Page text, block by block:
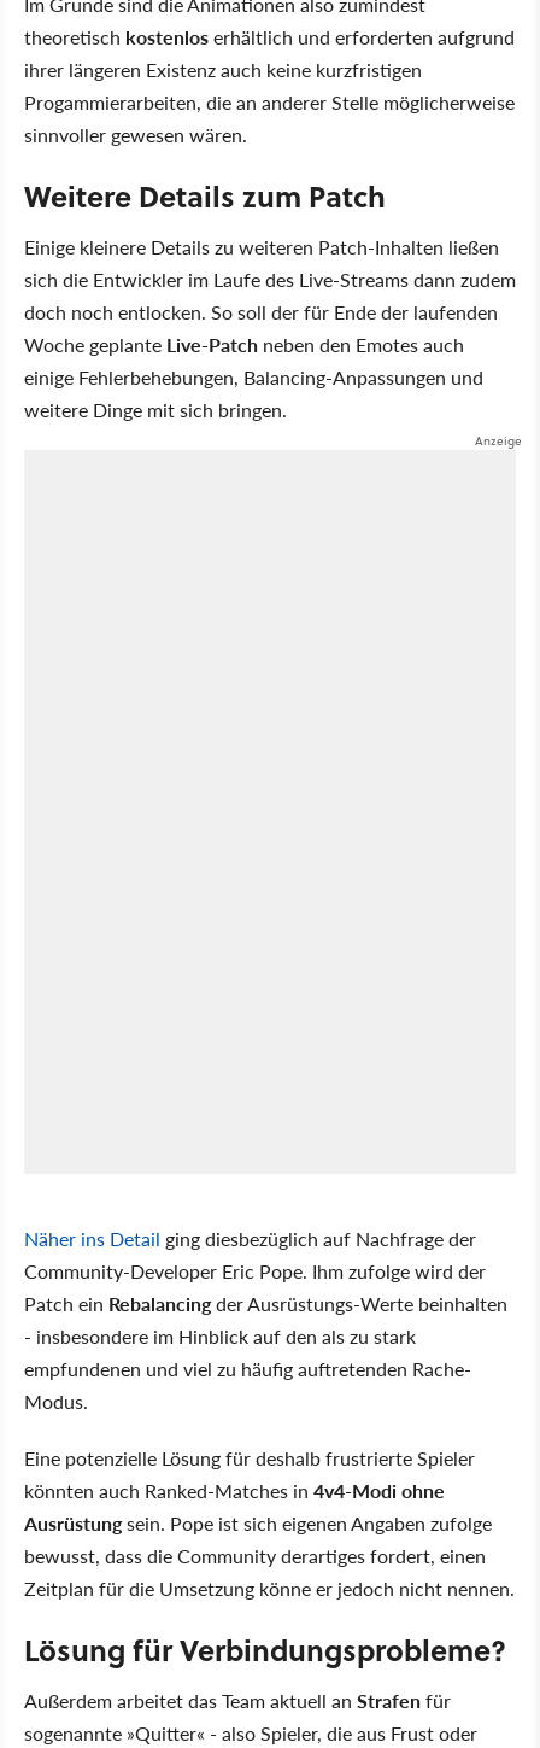
theoretisch kostenloserhältlich und erforderten aufgrund
ihrer längeren Existenz auch keine kurzfristigen
Progammierarbeiten, die an anderer Stelle möglicherweise
sinnvoller gewesen wären.
Weitere Details zum Patch
Einige kleinere Details zu weiteren Patch-Inhalten ließen
sich die Entwickler im Laufe des Live-Streams dann zudem
doch noch entlocken. So soll der für Ende der laufenden
Woche geplante Live-Patch neben den Emotes auch
einige Fehlerbehebungen, Balancing-Anpassungen und
weitere Dinge mit sich bringen.
Näher ins Detail ging diesbezüglich auf Nachfrage der
Community-Developer Eric Pope. Ihm zufolge wird der
Patch ein Rebalancingder Ausrüstungs-Werte beinhalten
- insbesondere im Hinblick auf den als zu stark
empfundenen und viel zu häufig auftretenden Rache-
Modus.
Eine potenzielle Lösung für deshalb frustrierte Spieler
könnten auch Ranked-Matches in 4v4-Modi ohne
Ausrüstungsein. Pope ist sich eigenen Angaben zufolge
bewusst, dass die Community derartiges fordert, einen
Zeitplan für die Umsetzung könne er jedoch nicht nennen.
Lösung für Verbindungsprobleme?
Außerdem arbeitet das Team aktuell an Strafenfür
sogenannte »Quitter« - also Spieler, die aus Frust oder